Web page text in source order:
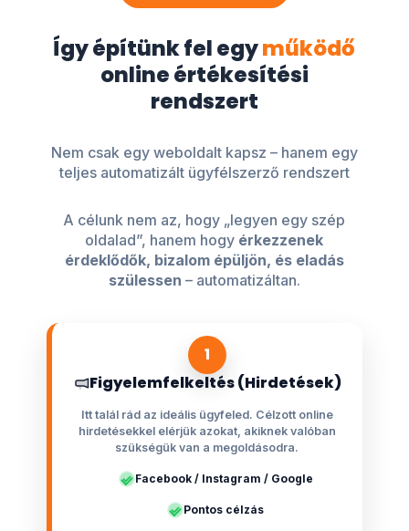
Így építünk fel egyműködő
online értékesítési
rendszert
Nem csak egy weboldalt kapsz – hanem egy
teljes automatizált ügyfélszerző rendszert
A célunk nem az, hogy „legyen egy szép
oldalad”, hanem hogy érkezzenek
érdeklődők, bizalom épüljön, és eladás
szülessen – automatizáltan.
1
Figyelemfelkeltés (Hirdetések)
Itt talál rád az ideális ügyfeled. Célzott online
hirdetésekkel elérjük azokat, akiknek valóban
szükségük van a megoldásodra.
Facebook / Instagram / Google
Pontos célzás